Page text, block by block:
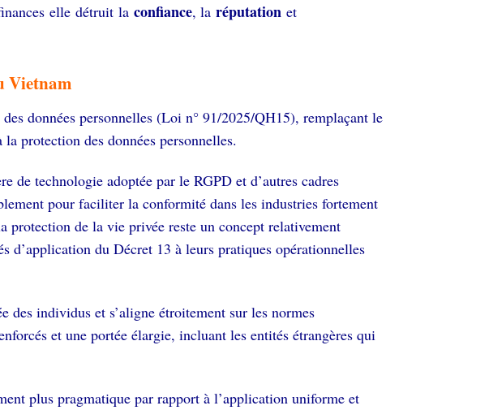
elle détruit la confiance, la réputation et
Vietnam
données personnelles (Loi n° 91/2025/QH15), remplaçant le
protection des données personnelles.
de technologie adoptée par le RGPD et d’autres cadres
pour faciliter la conformité dans les industries fortement
protection de la vie privée reste un concept relativement
d’application du Décret 13 à leurs pratiques opérationnelles
des individus et s’aligne étroitement sur les normes
et une portée élargie, incluant les entités étrangères qui
plus pragmatique par rapport à l’application uniforme et